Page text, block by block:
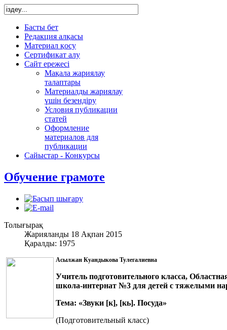
Басты бет
Редакция алқасы
Материал қосу
Сертификат алу
Сайт ережесі
Мақала жариялау
талаптары
Материалды жариялау
үшін безендіру
Условия публикации
статей
Оформление
материалов для
публикации
Сайыстар - Конкурсы
Обучение грамоте
Толығырақ
Жарияланды 18 Ақпан 2015
Қаралды: 1975
Асылжан Куандыкова Тулегалиевна
Учитель подготовительного класса,
школа-интернат №3 для детей с тяжелыми
Тема: «Звуки [к], [кь]. Посуда»
(Подготовительный класс)